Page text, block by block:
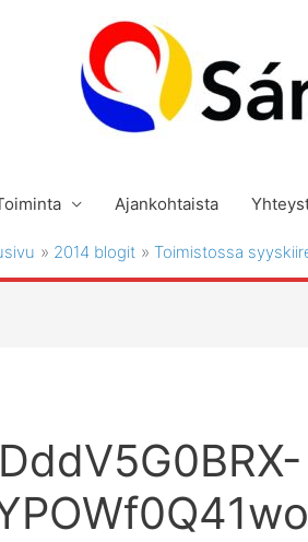
Ajankohtaista
2014 blogit Toimistossa